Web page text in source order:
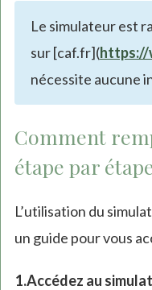
Le simulateur est
sur [caf.fr](https://
nécessite aucune
Comment
étape par
L’utilisation du
un guide pour vous
Accédez au